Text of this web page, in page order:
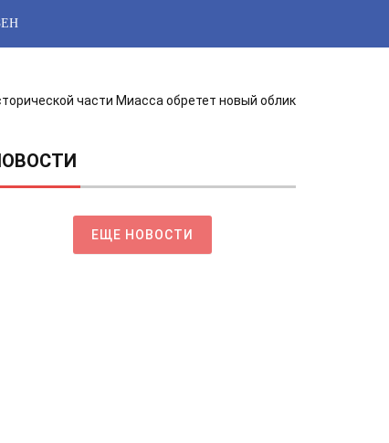
части Миасса обретет новый облик
ЕЩЕ НОВОСТИ